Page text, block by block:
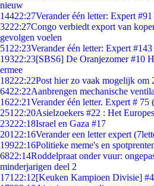
nieuw
14422:27Verander één letter: Expert
3222:27Congo verbiedt export van
gevolgen voelen
51 22:23Verander één letter: Expert
19322:23[SBS6] De Oranjezomer #10
ermee
18222:22Post hier zo vaak mogelijk om
6422:22Aanbrengen mechanische
1622:21Verander één letter. Expert # 75
251 22:20Asielzoekers #22 : Het
23222:18Israel en Gaza #17
201 22:16Verander een letter expert
19922:16Politieke meme's en
6822:14Roddelpraat onder vuur:
minderjarigen deel 2
171 22:12[Keuken Kampioen Divisie]